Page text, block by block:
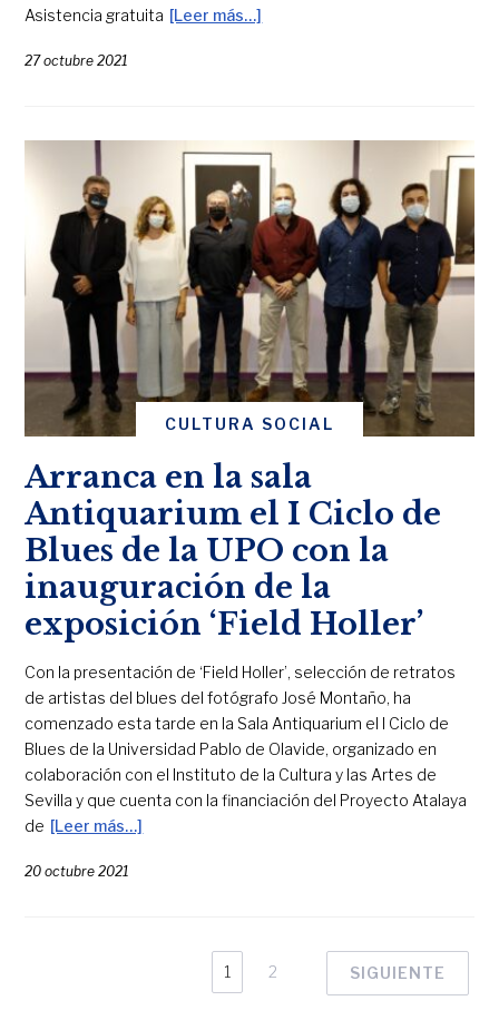
Asistencia gratuita [Leer más…]
27 octubre 2021
CULTURA SOCIAL
Arranca en la sala
Antiquarium el I Ciclo de
Blues de la UPO con la
inauguración de la
exposición ‘Field Holler’
Con la presentación de ‘Field Holler’, selección de retratos
de artistas del blues del fotógrafo José Montaño, ha
comenzado esta tarde en la Sala Antiquarium el I Ciclo de
Blues de la Universidad Pablo de Olavide, organizado en
colaboración con el Instituto de la Cultura y las Artes de
Sevilla y que cuenta con la financiación del Proyecto Atalaya
de [Leer más…]
20 octubre 2021
1 2 SIGUIENTE